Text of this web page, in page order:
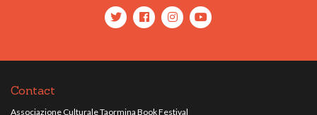
Contact
Associazione Culturale Taormina Book Festival